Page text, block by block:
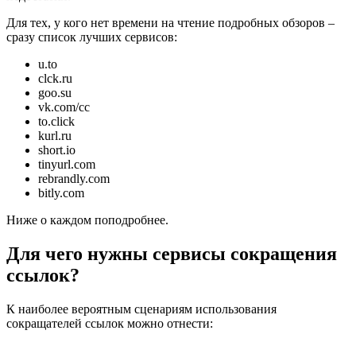
Для тех, у кого нет времени на чтение подробных обзоров –
сразу список лучших сервисов:
u.to
clck.ru
goo.su
vk.com/cc
to.click
kurl.ru
short.io
tinyurl.com
rebrandly.com
bitly.com
Ниже о каждом поподробнее.
Для чего нужны сервисы сокращения
ссылок?
К наиболее вероятным сценариям использования
сокращателей ссылок можно отнести: